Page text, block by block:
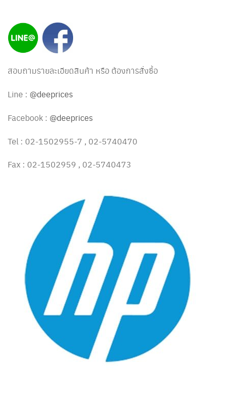
สอบถามรายละเอียดสินค้า หรือ ต้องการสั่งซื้อ
Line : @deeprices
Facebook : @deeprices
Tel : 02-1502955-7 , 02-5740470
Fax : 02-1502959 , 02-5740473